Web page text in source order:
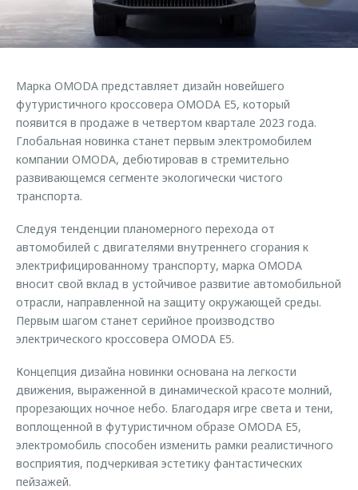
Страхование
Кредитный калькулятор
Одежда и сувениры
Оригинальные аксессуары
Запчасти
Трейд-ин
Клиентская поддержка
O&J Автоклуб
Приложение O&J
Аксессуары
Одежда и сувениры
Оригинальные аксессуары
Обратная связь
Марка OMODA представляет дизайн новейшего
футуристичного кроссовера OMODA E5, который
появится в продаже в четвертом квартале 2023 года.
Глобальная новинка станет первым электромобилем
компании OMODA, дебютировав в стремительно
развивающемся сегменте экологически чистого
транспорта.
Следуя тенденции планомерного перехода от
автомобилей с двигателями внутреннего сгорания к
электрифицированному транспорту, марка OMODA
вносит свой вклад в устойчивое развитие автомобильной
отрасли, направленной на защиту окружающей среды.
Первым шагом станет серийное производство
электрического кроссовера OMODA E5.
Концепция дизайна новинки основана на легкости
движения, выраженной в динамической красоте молний,
прорезающих ночное небо. Благодаря игре света и тени,
воплощенной в футуристичном образе OMODA E5,
электромобиль способен изменить рамки реалистичного
восприятия, подчеркивая эстетику фантастических
пейзажей.